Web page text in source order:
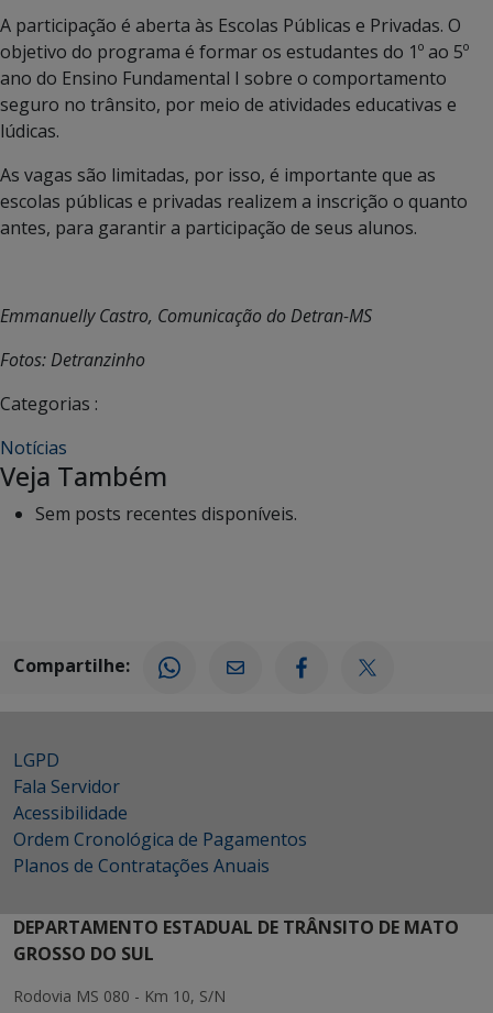
A participação é aberta às Escolas Públicas e Privadas. O
objetivo do programa é formar os estudantes do 1º ao 5º
ano do Ensino Fundamental I sobre o comportamento
seguro no trânsito, por meio de atividades educativas e
lúdicas.
As vagas são limitadas, por isso, é importante que as
escolas públicas e privadas realizem a inscrição o quanto
antes, para garantir a participação de seus alunos.
Emmanuelly Castro, Comunicação do Detran-MS
Fotos: Detranzinho
Categorias :
Notícias
Veja Também
Sem posts recentes disponíveis.
Compartilhe:
LGPD
Fala Servidor
Acessibilidade
Ordem Cronológica de Pagamentos
Planos de Contratações Anuais
DEPARTAMENTO ESTADUAL DE TRÂNSITO DE MATO
GROSSO DO SUL
Rodovia MS 080 - Km 10, S/N